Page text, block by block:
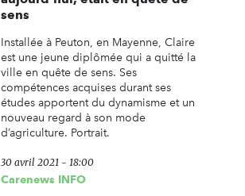
sens
Installée à Peuton, en Mayenne, Claire
est une jeune diplômée qui a quitté la
ville en quête de sens. Ses
compétences acquises durant ses
études apportent du dynamisme et un
nouveau regard à son mode
d’agriculture. Portrait.
30 avril 2021 - 18:00
Carenews INFO